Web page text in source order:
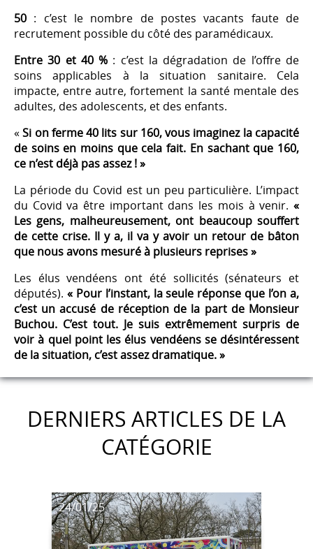
50 : c’est le nombre de postes vacants faute de
recrutement possible du côté des paramédicaux.
Entre 30 et 40 % : c’est la dégradation de l’offre de
soins applicables à la situation sanitaire. Cela
impacte, entre autre, fortement la santé mentale des
adultes, des adolescents, et des enfants.
«Si on ferme 40 lits sur 160, vous imaginez la capacité
de soins en moins que cela fait. En sachant que 160,
ce n’est déjà pas assez ! »
La période du Covid est un peu particulière. L’impact
du Covid va être important dans les mois à venir. «
Les gens, malheureusement, ont beaucoup souffert
de cette crise. Il y a, il va y avoir un retour de bâton
que nous avons mesuré à plusieurs reprises »
Les élus vendéens ont été sollicités (sénateurs et
députés). « Pour l’instant, la seule réponse que l’on a,
c’est un accusé de réception de la part de Monsieur
Buchou. C’est tout. Je suis extrêmement surpris de
voir à quel point les élus vendéens se désintéressent
de la situation, c’est assez dramatique. »
DERNIERS ARTICLES DE LA
CATÉGORIE
24/01/25